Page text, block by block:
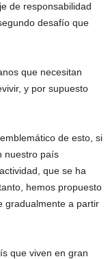
de responsabilidad
desafío que
que necesitan
y por supuesto
de esto, si
nuestro país
que se ha
hemos propuesto
gradualmente a partir
que viven en gran